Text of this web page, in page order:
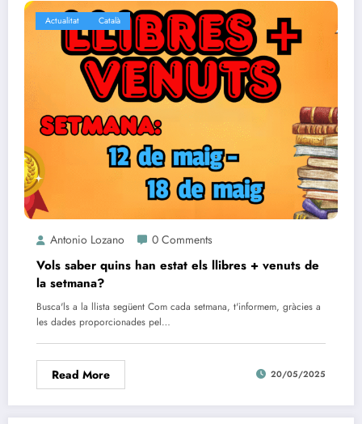
Actualitat Català
Antonio Lozano 0 Comments
Vols saber quins han estat els llibres + venuts de
la setmana?
Busca'ls a la llista següent Com cada setmana, t'informem, gràcies a
les dades proporcionades pel…
Read More 20/05/2025